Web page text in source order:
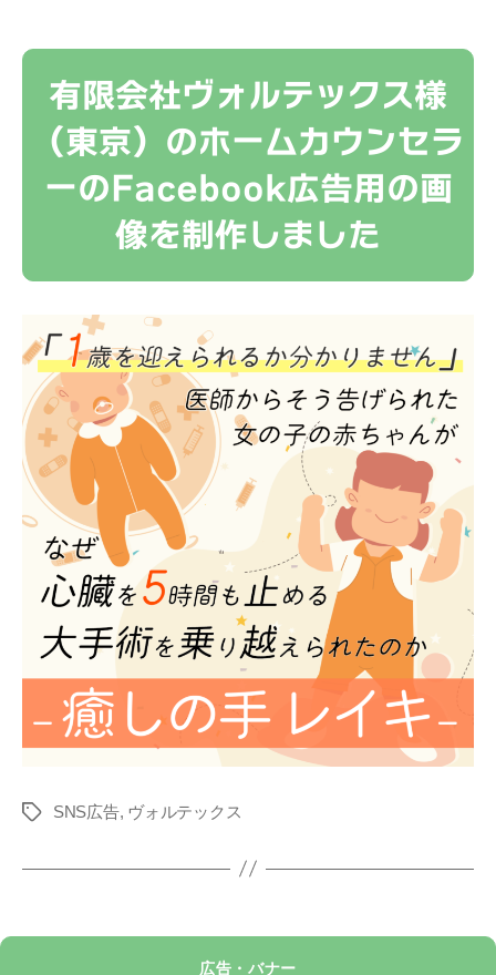
有限会社ヴォルテックス様
（東京）のホームカウンセラ
ーのFacebook広告用の画
像を制作しました
タ
SNS広告, ヴォルテックス
広告・バナー